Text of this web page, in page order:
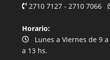
2710 7127 - 2710 7066
Horario:
Lunes a Viernes de 9 a
a 13 hs.